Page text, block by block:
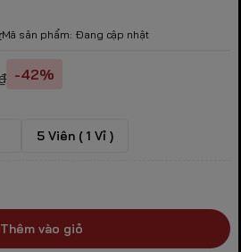
Mã sản phẩm: Đang cập nhật
-42%
5 Viên ( 1 Vỉ )
Thêm vào giỏ